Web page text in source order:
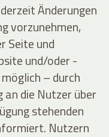
Änderungen
vorzunehmen,
Seite und
und/oder -
– durch
die Nutzer über
stehenden
Nutzern